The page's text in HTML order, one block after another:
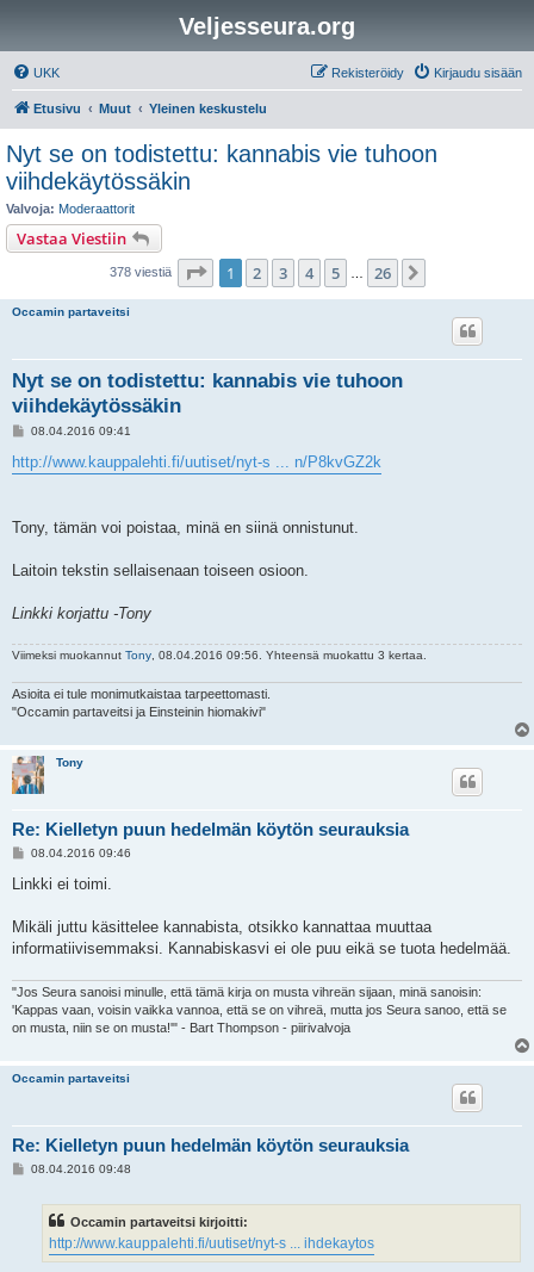
Veljesseura.org
UKK Kirjaudu sisään
Rekisteröidy
Etusivu Muut Yleinen keskustelu
Nyt se on todistettu: kannabis vie tuhoon
viihdekäytössäkin
Valvoja: Moderaattorit
Vastaa Viestiin
378 viestiä Sivu /26
1 2 3 4 5 26
Occamin partaveitsi
Nyt se on todistettu: kannabis vie tuhoon
viihdekäytössäkin
V
e
s
08.04.2016 09:41
http://www.kauppalehti.fi/uutiset/nyt-s ... n/P8kvGZ2k
Tony, tämän voi poistaa, minä en siinä onnistunut.
Laitoin tekstin sellaisenaan toiseen osioon.
Linkki korjattu -Tony
Viimeksi muokannut Tony , 08.04.2016 09:56. Yhteensä muokattu 3 kertaa.
Asioita ei tule monimutkaistaa tarpeettomasti.
"Occamin partaveitsi ja Einsteinin hiomakivi"
Tony
Re: Kielletyn puun hedelmän köytön seurauksia
V
e
i
08.04.2016 09:46
Linkki ei toimi.
Mikäli juttu käsittelee kannabista, otsikko kannattaa muuttaa
informatiivisemmaksi. Kannabiskasvi ei ole puu eikä se tuota hedelmää.
"Jos Seura sanoisi minulle, että tämä kirja on musta vihreän sijaan, minä sanoisin:
'Kappas vaan, voisin vaikka vannoa, että se on vihreä, mutta jos Seura sanoo, että se
on musta, niin se on musta!'" - Bart Thompson - piirivalvoja
Occamin partaveitsi
Re: Kielletyn puun hedelmän köytön seurauksia
V08.04.2016 09:48
Occamin partaveitsi kirjoitti:
http://www.kauppalehti.fi/uutiset/nyt-s ... ihdekaytos